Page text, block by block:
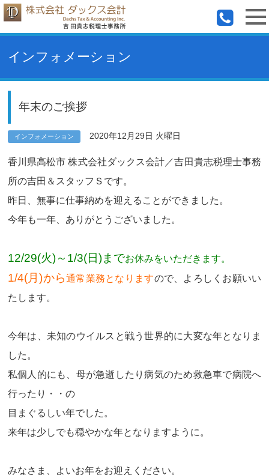
インフォメーション
年末のご挨拶
インフォメーション 2020年12月29日 火曜日
香川県高松市 株式会社ダックス会計／吉田貴志税理士事務
所の吉田＆スタッフＳです。
昨日、無事に仕事納めを迎えることができました。
今年も一年、ありがとうございました。
12/29(火)～1/3(日)までお休みをいただきます。
1/4(月)から通常業務となりますので 、よろしくお願いい
たします。
今年は、未知のウイルスと戦う世界的に大変な年となりま
した。
私個人的にも、母が急逝したり病気のため救急車で病院へ
行ったり・・の
目まぐるしい年でした。
来年は少しでも穏やかな年となりますように。
みなさま、よいお年をお迎えください。